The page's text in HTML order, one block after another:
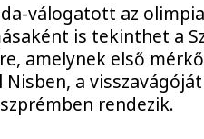
válogatott az
is tekinthet a
amelynek első
a
rendezik.